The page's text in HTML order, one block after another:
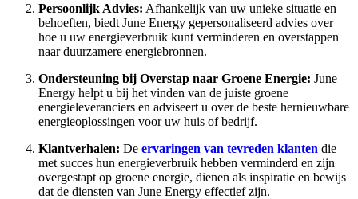
Persoonlijk Advies: Afhankelijk van uw unieke situatie en
behoeften, biedt June Energy gepersonaliseerd advies over
hoe u uw energieverbruik kunt verminderen en overstappen
naar duurzamere energiebronnen.
Ondersteuning bij Overstap naar Groene Energie: June
Energy helpt u bij het vinden van de juiste groene
energieleveranciers en adviseert u over de beste hernieuwbare
energieoplossingen voor uw huis of bedrijf.
Klantverhalen: De ervaringen van tevreden klanten die
met succes hun energieverbruik hebben verminderd en zijn
overgestapt op groene energie, dienen als inspiratie en bewijs
dat de diensten van June Energy effectief zijn.